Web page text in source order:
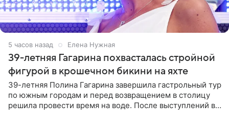
5 часов назад Елена Нужная
39-летняя Гагарина похвасталась стройной
фигурой в крошечном бикини на яхте
39-летняя Полина Гагарина завершила гастрольный тур
по южным городам и перед возвращением в столицу
решила провести время на воде. После выступлений в